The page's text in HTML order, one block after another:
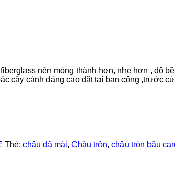
nên mỏng thành hơn, nhẹ hơn , độ
cây cảnh dáng cao đặt tại ban công ,trước
Thẻ: chậu đá mài, Chậu tròn, chậu tròn bầu